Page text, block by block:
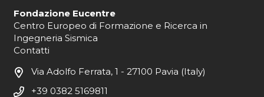
Fondazione Eucentre
Centro Europeo di Formazione e Ricerca in
Ingegneria Sismica
Contatti
Via Adolfo Ferrata, 1 - 27100 Pavia (Italy)
+39 0382 5169811